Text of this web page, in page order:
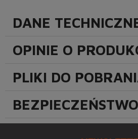
DANE
OPINIE O
PLIKI DO
BEZPIECZEŃSTWO